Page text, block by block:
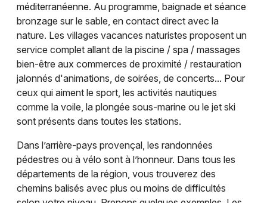
méditerranéenne. Au programme, baignade et séance
bronzage sur le sable, en contact direct avec la
nature. Les villages vacances naturistes proposent un
service complet allant de la piscine / spa / massages
bien-être aux commerces de proximité / restauration
jalonnés d'animations, de soirées, de concerts... Pour
ceux qui aiment le sport, les activités nautiques
comme la voile, la plongée sous-marine ou le jet ski
sont présents dans toutes les stations.
Dans l’arrière-pays provençal, les randonnées
pédestres ou à vélo sont à l’honneur. Dans tous les
départements de la région, vous trouverez des
chemins balisés avec plus ou moins de difficultés